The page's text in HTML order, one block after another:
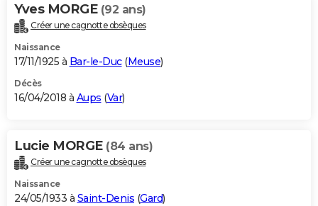
Yves MORGE (92 ans)
Créer une cagnotte obsèques
Naissance
17/11/1925 à Bar-le-Duc(Meuse)
Décès
16/04/2018 à Aups (Var)
Lucie MORGE (84 ans)
Créer une cagnotte obsèques
Naissance
24/05/1933 à Saint-Denis (Gard)